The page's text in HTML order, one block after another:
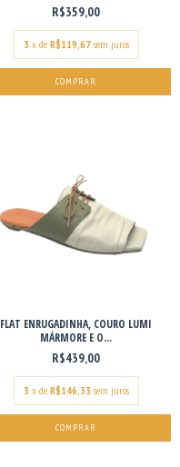
R$359,00
3 x de R$119,67 sem juros
COMPRAR
FLAT ENRUGADINHA, COURO LUMI
MÁRMORE E O...
R$439,00
3 x de R$146,33 sem juros
COMPRAR